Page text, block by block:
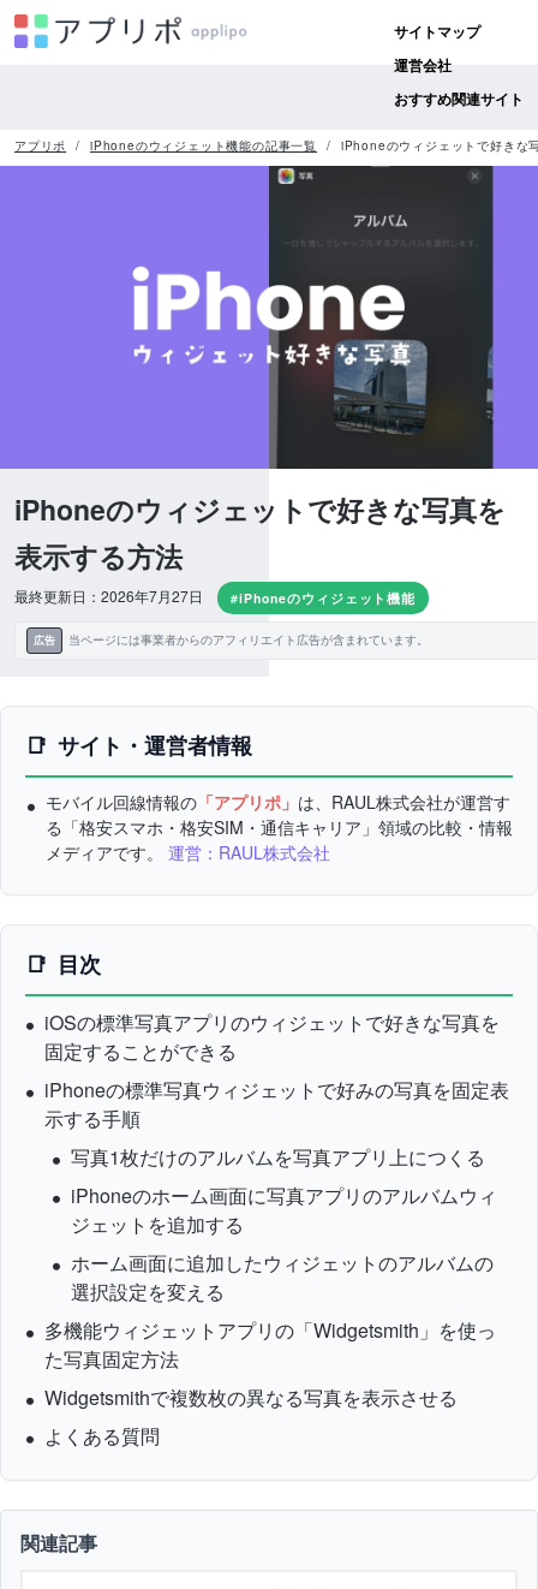
サイトマップ
運営会社
おすすめ関連サイト
アプリポ iPhoneのウィジェット機能の記事一覧 iPhoneのウィジェットで好きな
iPhoneのウィジェットで好きな写真を
表示する方法
最終更新日：2026年7月27日 #iPhoneのウィジェット機能
広告 当ページには事業者からのアフィリエイト広告が含まれています。
サイト・運営者情報
モバイル回線情報の 「アプリポ」 は、RAUL株式会社が運営す
る「格安スマホ・格安SIM・通信キャリア」領域の比較・情報
メディアです。 運営：RAUL株式会社
目次
iOSの標準写真アプリのウィジェットで好きな写真を
固定することができる
iPhoneの標準写真ウィジェットで好みの写真を固定表
示する手順
写真1枚だけのアルバムを写真アプリ上につくる
iPhoneのホーム画面に写真アプリのアルバムウィ
ジェットを追加する
ホーム画面に追加したウィジェットのアルバムの
選択設定を変える
多機能ウィジェットアプリの「Widgetsmith」を使っ
た写真固定方法
Widgetsmithで複数枚の異なる写真を表示させる
よくある質問
関連記事